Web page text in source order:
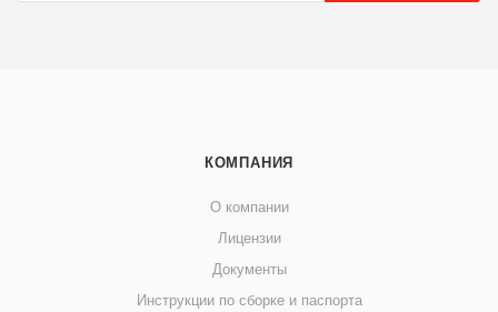
КОМПАНИЯ
О компании
Лицензии
Документы
Инструкции по сборке и паспорта